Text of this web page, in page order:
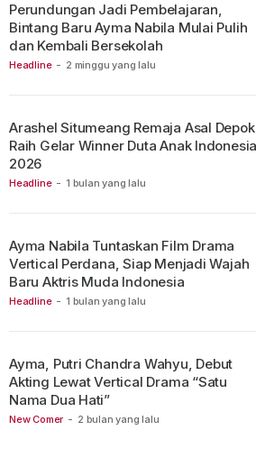
Headline - 2 minggu yang lalu
Perundungan Jadi Pembelajaran,
Bintang Baru Ayma Nabila Mulai Pulih
dan Kembali Bersekolah
Headline - 1 bulan yang lalu
Arashel Situmeang Remaja Asal Depok
Raih Gelar Winner Duta Anak Indonesia
2026
Headline - 1 bulan yang lalu
Ayma Nabila Tuntaskan Film Drama
Vertical Perdana, Siap Menjadi Wajah
Baru Aktris Muda Indonesia
New Comer - 2 bulan yang lalu
Ayma, Putri Chandra Wahyu, Debut
Akting Lewat Vertical Drama “Satu
Nama Dua Hati”